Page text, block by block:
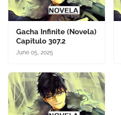
Gacha Infinite (Novela)
Capitulo 307.2
June 05, 2025